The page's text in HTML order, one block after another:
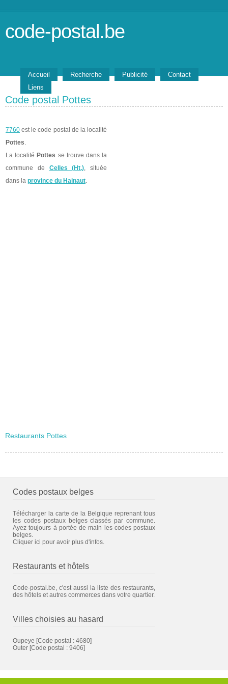
code-postal.be
Accueil Recherche Publicité
Contact
Liens
Code postal Pottes
7760 est le code postal de la localité
Pottes.
La localité Pottes se trouve dans la
commune de Celles (Ht.), située
dans la province du Hainaut.
Restaurants Pottes
Codes postaux belges
Télécharger la carte de la Belgique reprenant tous
les codes postaux belges classés par commune.
Ayez toujours à portée de main les codes postaux
belges.
Cliquer ici pour avoir plus d'infos.
Restaurants et hôtels
Code-postal.be, c'est aussi la liste des restaurants,
des hôtels et autres commerces dans votre quartier.
Villes choisies au hasard
Oupeye [Code postal : 4680]
Outer [Code postal : 9406]